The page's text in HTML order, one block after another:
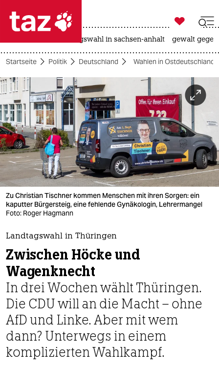
 taz zahl ich
taz zahl ich
themen
politik
öko
gesellschaft
kultur
sport
nord
wahrheit
verlag
verlag
veranstaltungen
shop
fragen & hilfe

taz zahl ich
landtagswahl in sachsen-anhalt gewalt
Startseite Politik Deutschland Wahlen in Ostdeutschland
Zu Christian Tischner kommen Menschen mit ihren Sorgen: ein
kaputter Bürgersteig, eine fehlende Gynäkologin, Lehrermangel
Foto: Roger Hagmann
Landtagswahl in Thüringen
Zwischen Höcke und
Wagenknecht
In drei Wochen wählt Thüringen.
Die CDU will an die Macht – ohne
AfD und Linke. Aber mit wem
dann? Unterwegs in einem
komplizierten Wahlkampf.